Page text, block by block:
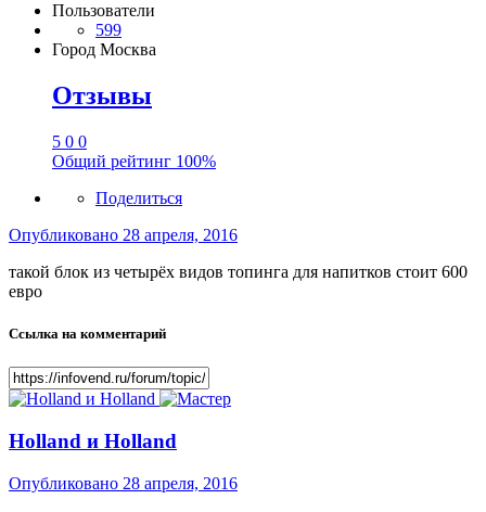
Пользователи
599
Город Москва
Отзывы
5 0 0
Общий рейтинг 100%
Поделиться
Опубликовано 28 апреля, 2016
такой блок из четырёх видов топинга для напитков стоит 600
евро
Ссылка на комментарий
Holland и Holland
Опубликовано 28 апреля, 2016